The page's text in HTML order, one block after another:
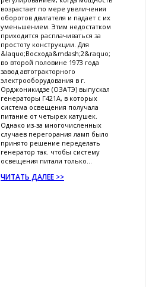
возрастает по мере увеличения
оборотов двигателя и падает с их
уменьшением. Этим недостатком
приходится расплачиваться за
простоту конструкции. Для
&laquo;Восхода&mdash;2&raquo;
во второй половине 1973 года
завод автотракторного
электрооборудования в г.
Орджоникидзе (ОЗАТЭ) выпускал
генераторы Г421А, в которых
система освещения получала
питание от четырех катушек.
Однако из-за многочисленных
случаев перегорания ламп было
принято решение переделать
генератор так. чтобы систему
освещения питали только...
ЧИТАТЬ ДАЛЕЕ >>